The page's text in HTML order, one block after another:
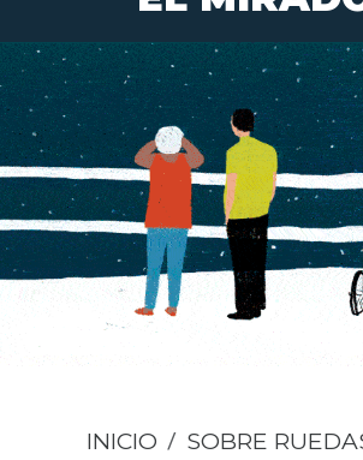
INICIO
SOBRE